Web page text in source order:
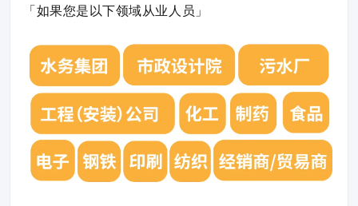
「如果您是以下领域从业人员」